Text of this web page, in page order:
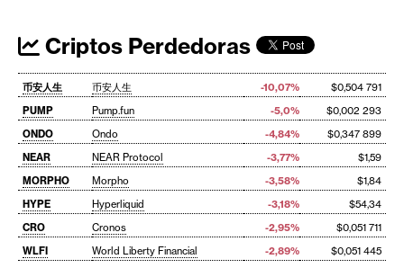
Criptos Perdedoras
币安人生 币安人生 -10,07%
$0,504 791
PUMP
Pump.fun -5,0%
$0,002 293
ONDO
Ondo -4,84%
$0,347 899
NEAR
NEAR Protocol -3,77%
$1,59
MORPHO
Morpho -3,58%
$1,84
HYPE
Hyperliquid -3,18%
$54,34
CRO
Cronos -2,95%
$0,051 711
WLFI
World Liberty Financial -2,89%
$0,051 445